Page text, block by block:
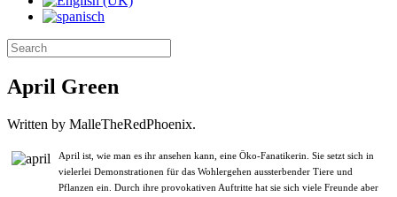
April Green
Written by MalleTheRedPhoenix.
April ist, wie man es ihr ansehen kann, eine Öko-Fanatikerin. Sie setzt sich in
vielerlei Demonstrationen für das Wohlergehen aussterbender Tiere und
Pflanzen ein. Durch ihre provokativen Auftritte hat sie sich viele Freunde aber